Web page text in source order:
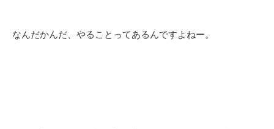
なんだかんだ、やることってあるんですよねー。